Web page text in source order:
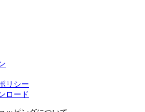
リシー
ロード